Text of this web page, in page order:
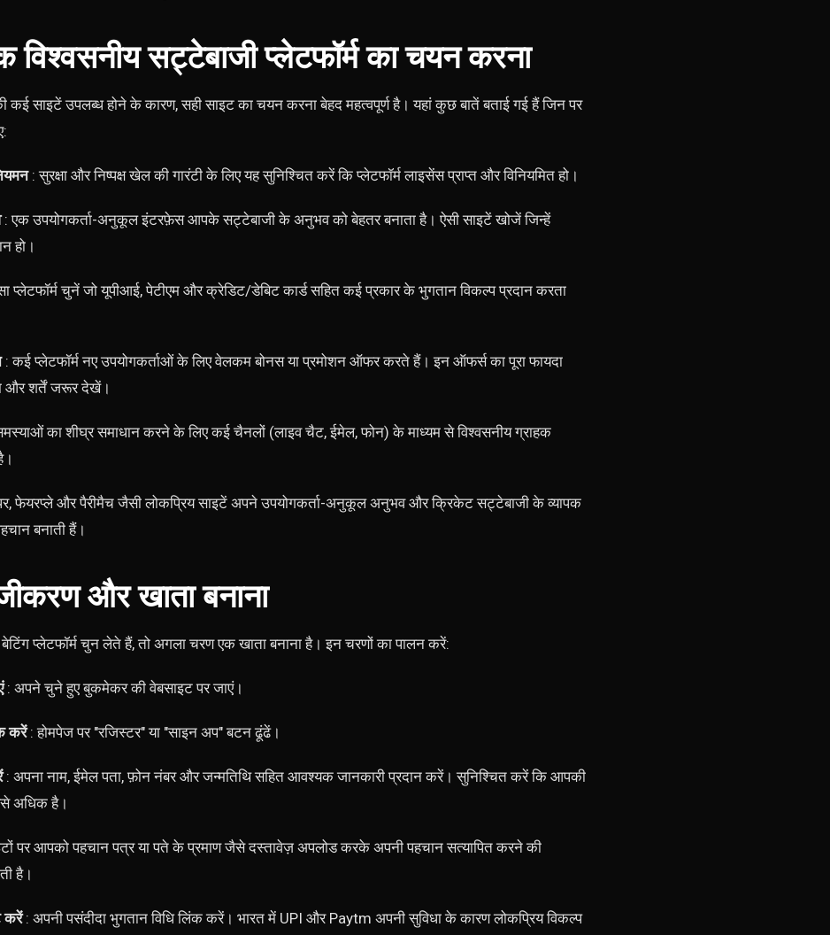
सट्टेबाजी प्लेटफॉर्म का चयन करना
साइटें उपलब्ध होने के कारण, सही साइट का चयन करना बेहद महत्वपूर्ण है। यहां कुछ बातें बताई गई हैं जिन पर
: सुरक्षा और निष्पक्ष खेल की गारंटी के लिए यह सुनिश्चित करें कि प्लेटफॉर्म लाइसेंस प्राप्त और विनियमित हो।
: एक उपयोगकर्ता-अनुकूल इंटरफ़ेस आपके सट्टेबाजी के अनुभव को बेहतर बनाता है। ऐसी साइटें खोजें जिन्हें
हो।
प्लेटफॉर्म चुनें जो यूपीआई, पेटीएम और क्रेडिट/डेबिट कार्ड सहित कई प्रकार के भुगतान विकल्प प्रदान करता
: कई प्लेटफॉर्म नए उपयोगकर्ताओं के लिए वेलकम बोनस या प्रमोशन ऑफर करते हैं। इन ऑफर्स का पूरा फायदा
और शर्तें जरूर देखें।
का शीघ्र समाधान करने के लिए कई चैनलों (लाइव चैट, ईमेल, फोन) के माध्यम से विश्वसनीय ग्राहक
फेयरप्ले और पैरीमैच जैसी लोकप्रिय साइटें अपने उपयोगकर्ता-अनुकूल अनुभव और क्रिकेट सट्टेबाजी के व्यापक
बनाती हैं।
और खाता बनाना
प्लेटफॉर्म चुन लेते हैं, तो अगला चरण एक खाता बनाना है। इन चरणों का पालन करें:
: अपने चुने हुए बुकमेकर की वेबसाइट पर जाएं।
करें: होमपेज पर "रजिस्टर" या "साइन अप" बटन ढूंढें।
: अपना नाम, ईमेल पता, फ़ोन नंबर और जन्मतिथि सहित आवश्यक जानकारी प्रदान करें। सुनिश्चित करें कि आपकी
अधिक है।
पर आपको पहचान पत्र या पते के प्रमाण जैसे दस्तावेज़ अपलोड करके अपनी पहचान सत्यापित करने की
है।
करें: अपनी पसंदीदा भुगतान विधि लिंक करें। भारत में UPI और Paytm अपनी सुविधा के कारण लोकप्रिय विकल्प